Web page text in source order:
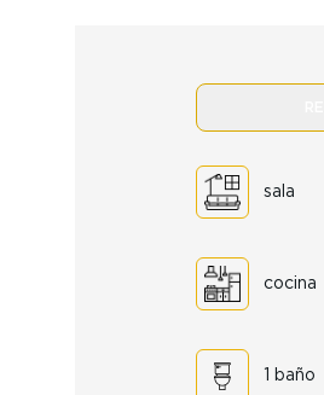
sala
cocina
1 baño